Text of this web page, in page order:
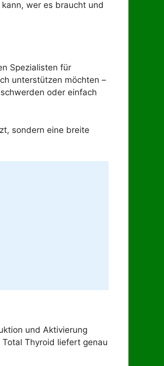
wer es braucht und
Spezialisten für
unterstützen möchten –
oder einfach
sondern eine breite
und Aktivierung
Thyroid liefert genau